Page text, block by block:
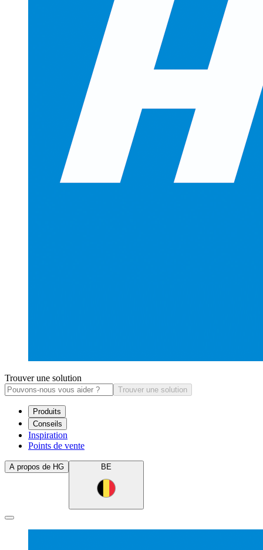
Trouver une solution
Trouver une solution
Produits
Conseils
Inspiration
Points de vente
A propos de HG BE